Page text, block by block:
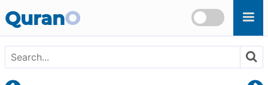
QuranO